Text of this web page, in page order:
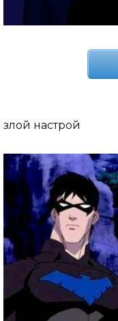
злой настрой